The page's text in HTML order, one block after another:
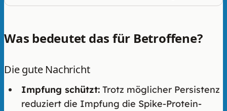
Was bedeutet das für Betroffene?
Die gute Nachricht
Impfung schützt: Trotz möglicher Persistenz
reduziert die Impfung die Spike-Protein-